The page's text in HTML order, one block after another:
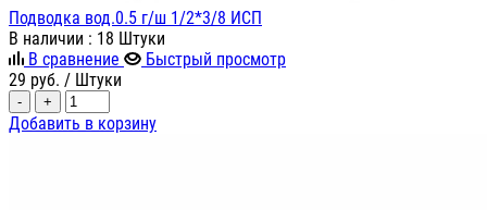
Подводка вод.0.5 г/ш 1/2*3/8 ИСП
В наличии : 18 Штуки
В сравнение
Быстрый просмотр
29 руб. / Штуки
- +
Добавить в корзину